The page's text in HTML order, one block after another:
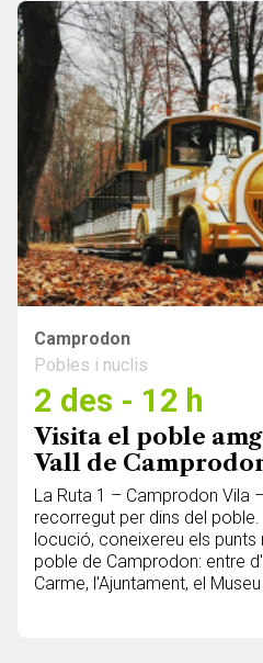
Camprodon
Pobles i nuclis
2 des - 12 h
Visita el poble
Vall de
La Ruta 1 – Camprodon Vila
recorregut per dins del
locució, coneixereu els
poble de Camprodon: entre
Carme, l'Ajuntament, el Museu